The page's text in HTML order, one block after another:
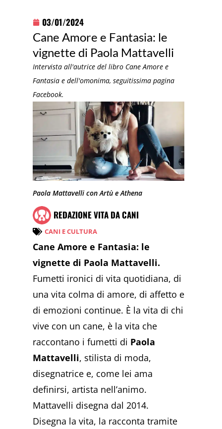
03/01/2024
Cane Amore e Fantasia: le
vignette di Paola Mattavelli
Intervista all'autrice del libro Cane Amore e
Fantasia e dell'omonima, seguitissima pagina
Facebook.
Paola Mattavelli con Artù e Athena
REDAZIONE VITA DA CANI
CANI E CULTURA
Cane Amore e Fantasia: le
vignette di Paola Mattavelli.
Fumetti ironici di vita quotidiana, di
una vita colma di amore, di affetto e
di emozioni continue. È la vita di chi
vive con un cane, è la vita che
raccontano i fumetti di Paola
Mattavelli, stilista di moda,
disegnatrice e, come lei ama
definirsi, artista nell’animo.
Mattavelli disegna dal 2014.
Disegna la vita, la racconta tramite